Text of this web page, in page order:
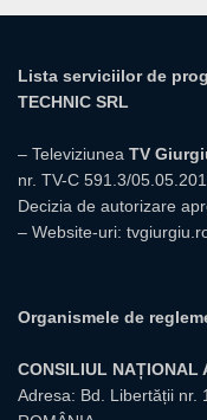
Lista serviciilor de
TECHNIC SRL
– Televiziunea TV
nr. TV-C 591.3/
Decizia de autorizare
– Website-uri:
Organismele de
CONSILIUL NAȚIONAL
Adresa: Bd. Libertății nr.